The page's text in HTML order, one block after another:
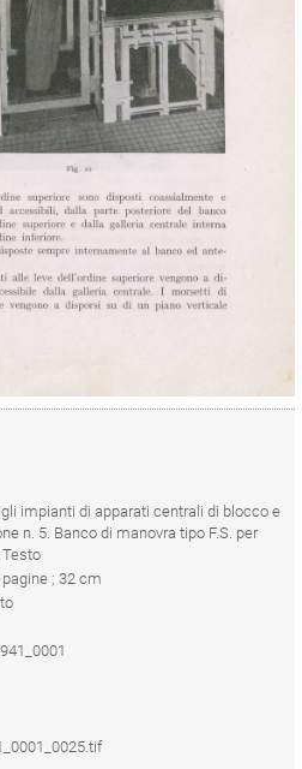
impianti di apparati centrali di blocco e
n. 5. Banco di manovra tipo F.S. per
; 32 cm